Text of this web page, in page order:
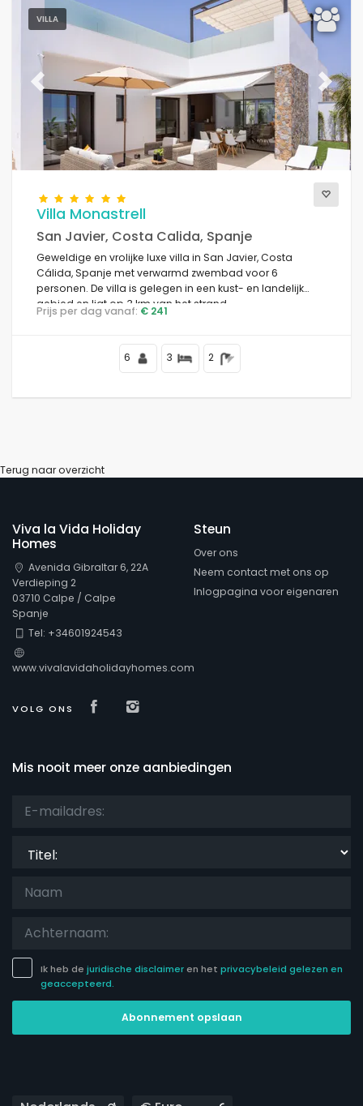
VILLA
Previous Next
Villa Monastrell
San Javier, Costa Calida, Spanje
Geweldige en vrolijke luxe villa in San Javier, Costa
Cálida, Spanje met verwarmd zwembad voor 6
personen. De villa is gelegen in een kust- en landelijk
gebied en ligt op 3 km van het strand.
Prijs per dag vanaf: € 241
6 3 2
Terug naar overzicht
Viva la Vida Holiday
Homes
Avenida Gibraltar 6, 22A
Verdieping 2
03710 Calpe / Calpe
Spanje
Tel: +34601924543
www.vivalavidaholidayhomes.com
VOLG ONS Visit our Facebook page
Steun
Over ons
Neem contact met ons op
Inlogpagina voor eigenaren
Mis nooit meer onze aanbiedingen
Ik heb de juridische disclaimeren het privacybeleid gelezen en
geaccepteerd.
Abonnement opslaan